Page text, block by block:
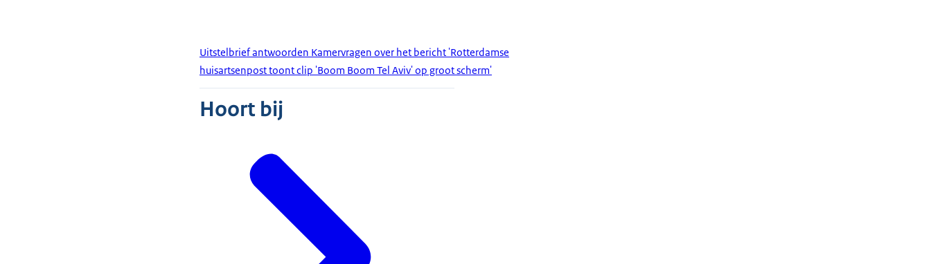
Uitstelbrief antwoorden Kamervragen over het bericht 'Rotterdamse
huisartsenpost toont clip 'Boom Boom Tel Aviv' op groot scherm'
Hoort bij